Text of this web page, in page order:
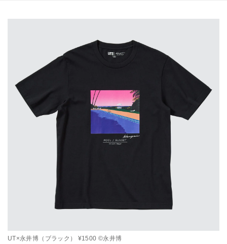
UT×永井博（ブラック） ¥1500 ©永井博